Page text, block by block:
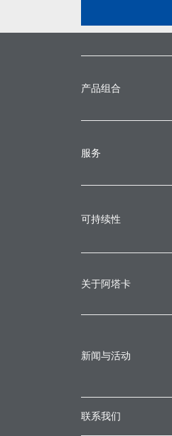
产品组合
服务
可持续性
关于阿塔卡
新闻与活动
联系我们